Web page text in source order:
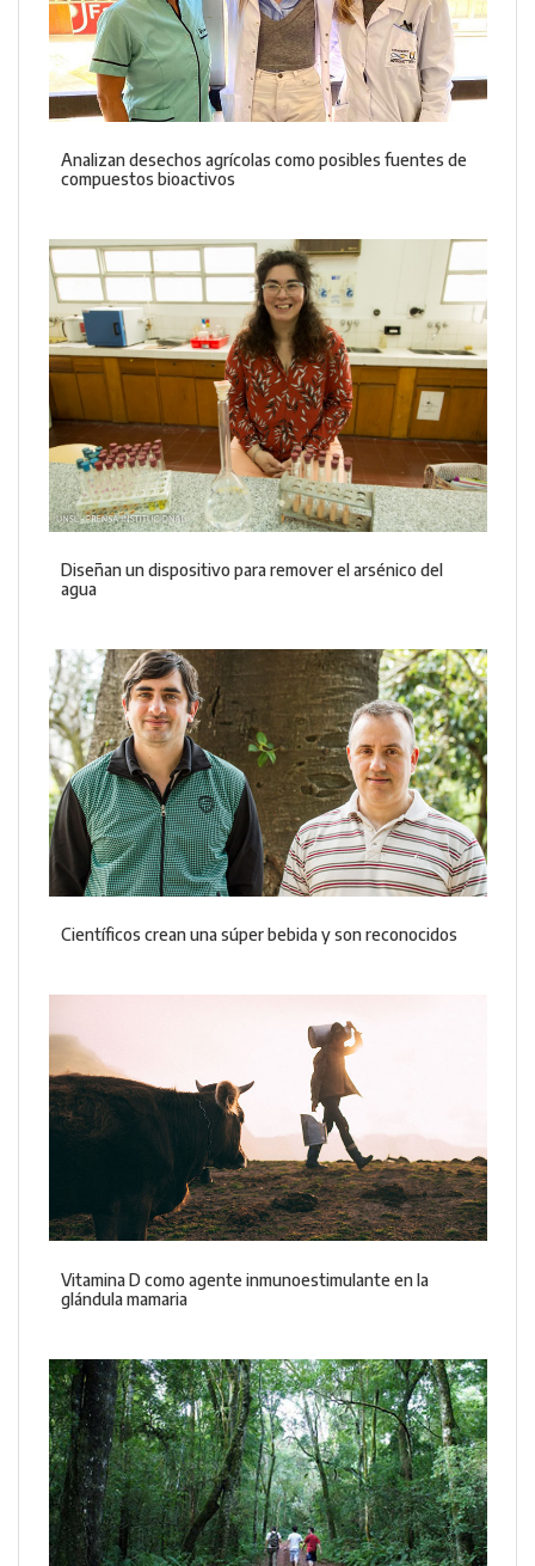
Analizan desechos agrícolas como posibles fuentes de
compuestos bioactivos
Diseñan un dispositivo para remover el arsénico del
agua
Científicos crean una súper bebida y son reconocidos
Vitamina D como agente inmunoestimulante en la
glándula mamaria